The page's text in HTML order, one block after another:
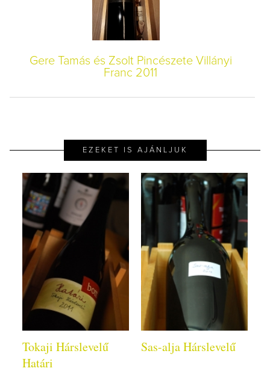
Gere Tamás és Zsolt Pincészete Villányi
Franc 2011
EZEKET IS AJÁNLJUK
Tokaji Hárslevelű
Határi
Sas-alja Hárslevelű